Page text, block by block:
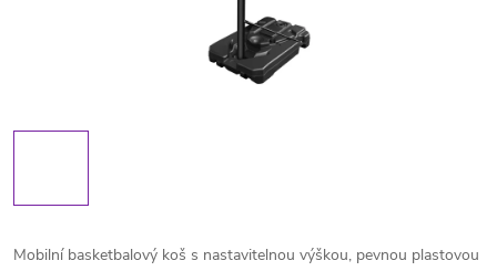
Mobilní basketbalový koš s nastavitelnou výškou, pevnou plastovou